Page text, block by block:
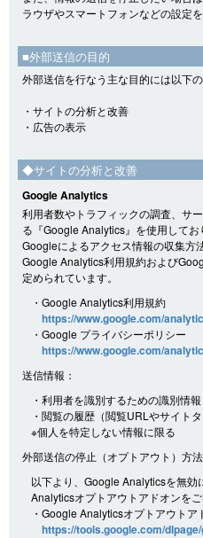
ラウザやスマートフォンなどの設定
■外部送信の目的
外部送信を行なう主な目的には以下の
・サイトの分析と改善
・広告の表示
◆サイトの分析と改善
Google Analytics
利用者数やトラフィックの調査、サ
る『Google Analytics』を使用してお
Googleによるアクセス情報の収集方
Google Analytics利用規約および
定められています。
・Google Analytics利用規約
https://www.google.com/
・Google プライバシーポリシー
https://www.google.com/
送信情報：
・利用者を識別するための識別情
・閲覧の履歴（閲覧URLやサイト
※個人を特定しない情報に限る
外部送信の停止（オプトアウト）方法
以下より、Google Analyticsを無
Analyticsオプトアウトアドオンをご
・Google Analyticsオプトアウトア
https://tools.google.com/